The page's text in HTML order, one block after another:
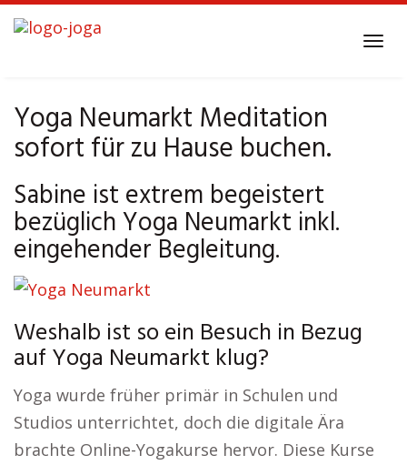
Skip
to
Yoga Neumarkt Meditation
sofort für zu Hause buchen.
Sabine ist extrem begeistert
bezüglich Yoga Neumarkt inkl.
eingehender Begleitung.
Weshalb ist so ein Besuch in Bezug
auf Yoga Neumarkt klug?
Yoga wurde früher primär in Schulen und
Studios unterrichtet, doch die digitale Ära
brachte Online-Yogakurse hervor. Diese Kurse